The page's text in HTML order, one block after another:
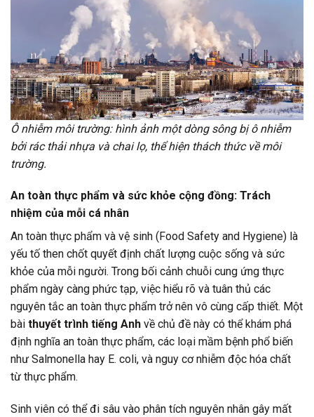
Ô nhiễm môi trường: hình ảnh một dòng sông bị ô nhiễm
bởi rác thải nhựa và chai lọ, thể hiện thách thức về môi
trường.
An toàn thực phẩm và sức khỏe cộng đồng: Trách
nhiệm của mỗi cá nhân
An toàn thực phẩm và vệ sinh (Food Safety and Hygiene) là
yếu tố then chốt quyết định chất lượng cuộc sống và sức
khỏe của mỗi người. Trong bối cảnh chuỗi cung ứng thực
phẩm ngày càng phức tạp, việc hiểu rõ và tuân thủ các
nguyên tắc an toàn thực phẩm trở nên vô cùng cấp thiết. Một
bài thuyết trình tiếng Anh về chủ đề này có thể khám phá
định nghĩa an toàn thực phẩm, các loại mầm bệnh phổ biến
như Salmonella hay E. coli, và nguy cơ nhiễm độc hóa chất
từ thực phẩm.
Sinh viên có thể đi sâu vào phân tích nguyên nhân gây mất